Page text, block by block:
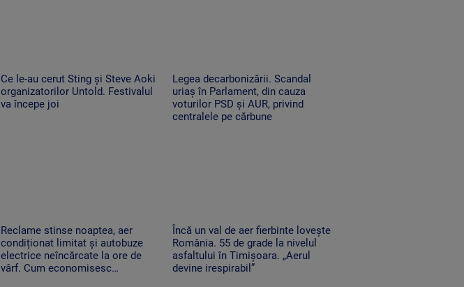
Ce le-au cerut Sting și Steve Aoki
organizatorilor Untold. Festivalul
va începe joi
Legea decarbonizării. Scandal
uriaș în Parlament, din cauza
voturilor PSD și AUR, privind
centralele pe cărbune
Reclame stinse noaptea, aer
condiționat limitat și autobuze
electrice neîncărcate la ore de
vârf. Cum economisesc
Încă un val de aer fierbinte lovește
România. 55 de grade la nivelul
asfaltului în Timișoara. „Aerul
devine irespirabil”